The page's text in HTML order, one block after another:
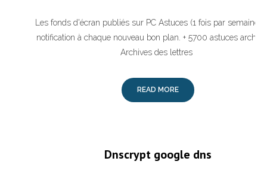
Les fonds d'écran publiés sur PC Astuces (1 fois par semaine).
notification à chaque nouveau bon plan. + 5700 astuces
Archives des lettres
READ MORE
Dnscrypt google dns